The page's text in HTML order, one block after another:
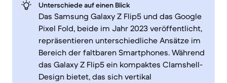
Unterschiede auf einen Blick
Das Samsung Galaxy Z Flip5 und das Google
Pixel Fold, beide im Jahr 2023 veröffentlicht,
repräsentieren unterschiedliche Ansätze im
Bereich der faltbaren Smartphones. Während
das Galaxy Z Flip5 ein kompaktes Clamshell-
Design bietet, das sich vertikal